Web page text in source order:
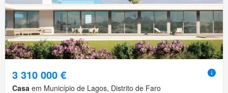
3 310 000 €
Casa em Município de Lagos, Distrito de Faro